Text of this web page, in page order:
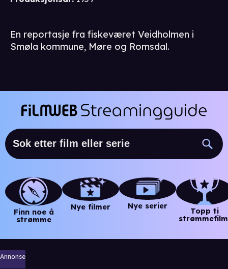
En reportasje fra fiskeværet Veidholmen i
Smøla kommune, Møre og Romsdal.
Finn noe å
strømme
Nye filmer Nye serier
Topp ti
Annonse